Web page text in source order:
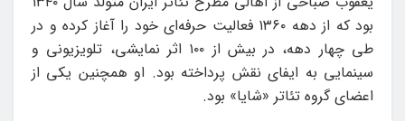
بود که از دهه ۱۳۶۰ فعالیت حرفه‌ای خود را آغاز کرده و در
طی چهار دهه، در بیش از ۱۰۰ اثر نمایشی، تلویزیونی و
سینمایی به ایفای نقش پرداخته بود. او همچنین یکی از
اعضای گروه تئاتر «شایا» بود.